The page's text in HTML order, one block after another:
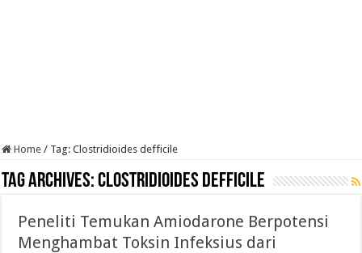
Home / Tag:Clostridioides defficile
Tag Archives:Clostridioides defficile
Peneliti Temukan Amiodarone Berpotensi
Menghambat Toksin Infeksius dari